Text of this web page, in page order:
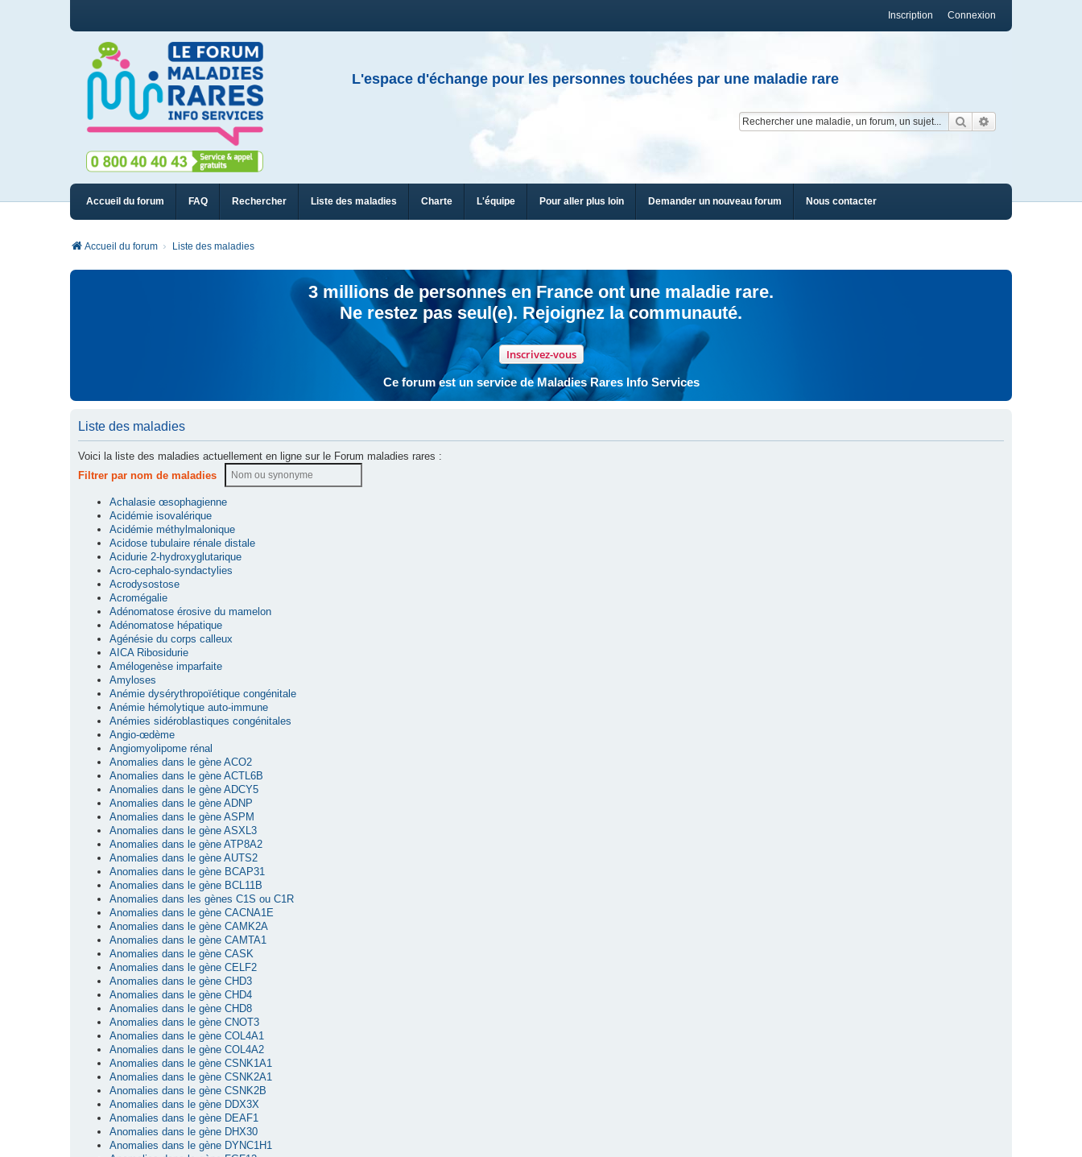
Connexion
Inscription
L'espace d'échange pour les personnes touchées par une maladie rare
Rechercher
Accueil du forum FAQ Rechercher Liste des maladies Charte L'équipe Pour aller plus loin Demander un nouveau forum Nous contacter
Accueil du forum Liste des maladies
3 millions de personnes en France ont une maladie rare.
Ne restez pas seul(e). Rejoignez la communauté.
Inscrivez-vous
Ce forum est un service de Maladies Rares Info Services
Liste des maladies
Voici la liste des maladies actuellement en ligne sur le Forum maladies rares :
Filtrer par nom de maladies
Achalasie œsophagienne
Acidémie isovalérique
Acidémie méthylmalonique
Acidose tubulaire rénale distale
Acidurie 2-hydroxyglutarique
Acro-cephalo-syndactylies
Acrodysostose
Acromégalie
Adénomatose érosive du mamelon
Adénomatose hépatique
Agénésie du corps calleux
AICA Ribosidurie
Amélogenèse imparfaite
Amyloses
Anémie dysérythropoïétique congénitale
Anémie hémolytique auto-immune
Anémies sidéroblastiques congénitales
Angio-œdème
Angiomyolipome rénal
Anomalies dans le gène ACO2
Anomalies dans le gène ACTL6B
Anomalies dans le gène ADCY5
Anomalies dans le gène ADNP
Anomalies dans le gène ASPM
Anomalies dans le gène ASXL3
Anomalies dans le gène ATP8A2
Anomalies dans le gène AUTS2
Anomalies dans le gène BCAP31
Anomalies dans le gène BCL11B
Anomalies dans les gènes C1S ou C1R
Anomalies dans le gène CACNA1E
Anomalies dans le gène CAMK2A
Anomalies dans le gène CAMTA1
Anomalies dans le gène CASK
Anomalies dans le gène CELF2
Anomalies dans le gène CHD3
Anomalies dans le gène CHD4
Anomalies dans le gène CHD8
Anomalies dans le gène CNOT3
Anomalies dans le gène COL4A1
Anomalies dans le gène COL4A2
Anomalies dans le gène CSNK1A1
Anomalies dans le gène CSNK2A1
Anomalies dans le gène CSNK2B
Anomalies dans le gène DDX3X
Anomalies dans le gène DEAF1
Anomalies dans le gène DHX30
Anomalies dans le gène DYNC1H1